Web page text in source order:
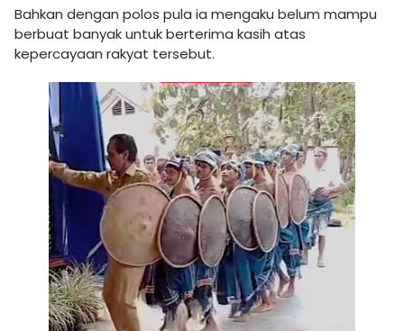
Bahkan dengan polos pula ia mengaku belum mampu
berbuat banyak untuk berterima kasih atas
kepercayaan rakyat tersebut.